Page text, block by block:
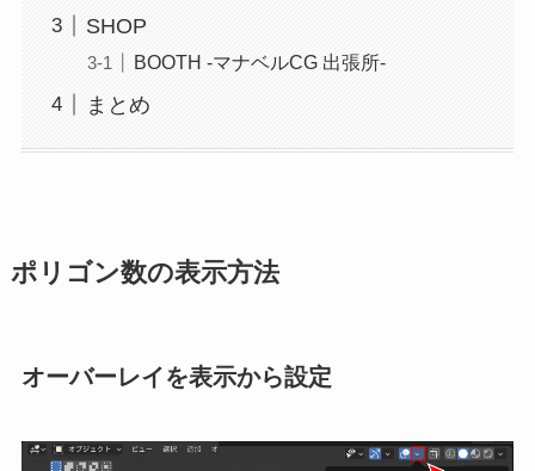
SHOP
BOOTH -マナベルCG 出張所-
まとめ
ポリゴン数の表示方法
オーバーレイを表示から設定